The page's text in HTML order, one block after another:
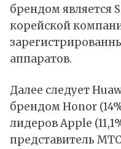
брендом является
корейской
аппаратов.
Далее следует
брендом Honor
лидеров Apple
представитель